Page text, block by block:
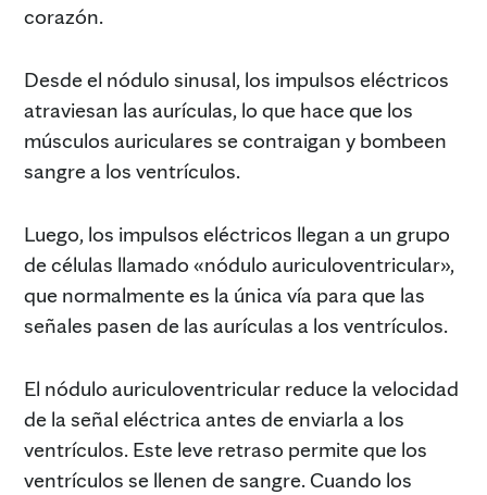
corazón.
Desde el nódulo sinusal, los impulsos eléctricos
atraviesan las aurículas, lo que hace que los
músculos auriculares se contraigan y bombeen
sangre a los ventrículos.
Luego, los impulsos eléctricos llegan a un grupo
de células llamado «nódulo auriculoventricular»,
que normalmente es la única vía para que las
señales pasen de las aurículas a los ventrículos.
El nódulo auriculoventricular reduce la velocidad
de la señal eléctrica antes de enviarla a los
ventrículos. Este leve retraso permite que los
ventrículos se llenen de sangre. Cuando los